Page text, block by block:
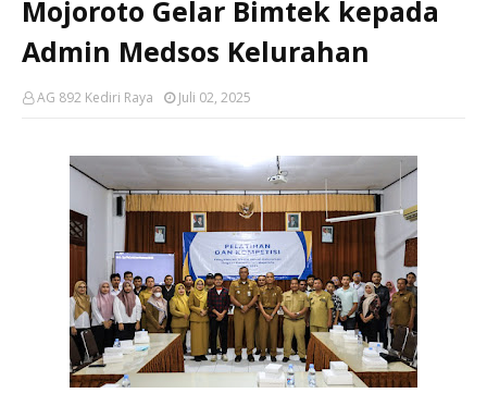
Mojoroto Gelar Bimtek kepada
Admin Medsos Kelurahan
AG 892 Kediri Raya Juli 02, 2025